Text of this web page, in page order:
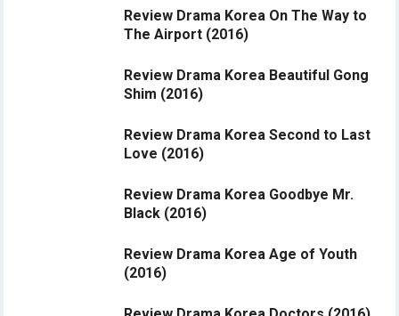
Review Drama Korea On The Way to
The Airport (2016)
Review Drama Korea Beautiful Gong
Shim (2016)
Review Drama Korea Second to Last
Love (2016)
Review Drama Korea Goodbye Mr.
Black (2016)
Review Drama Korea Age of Youth
(2016)